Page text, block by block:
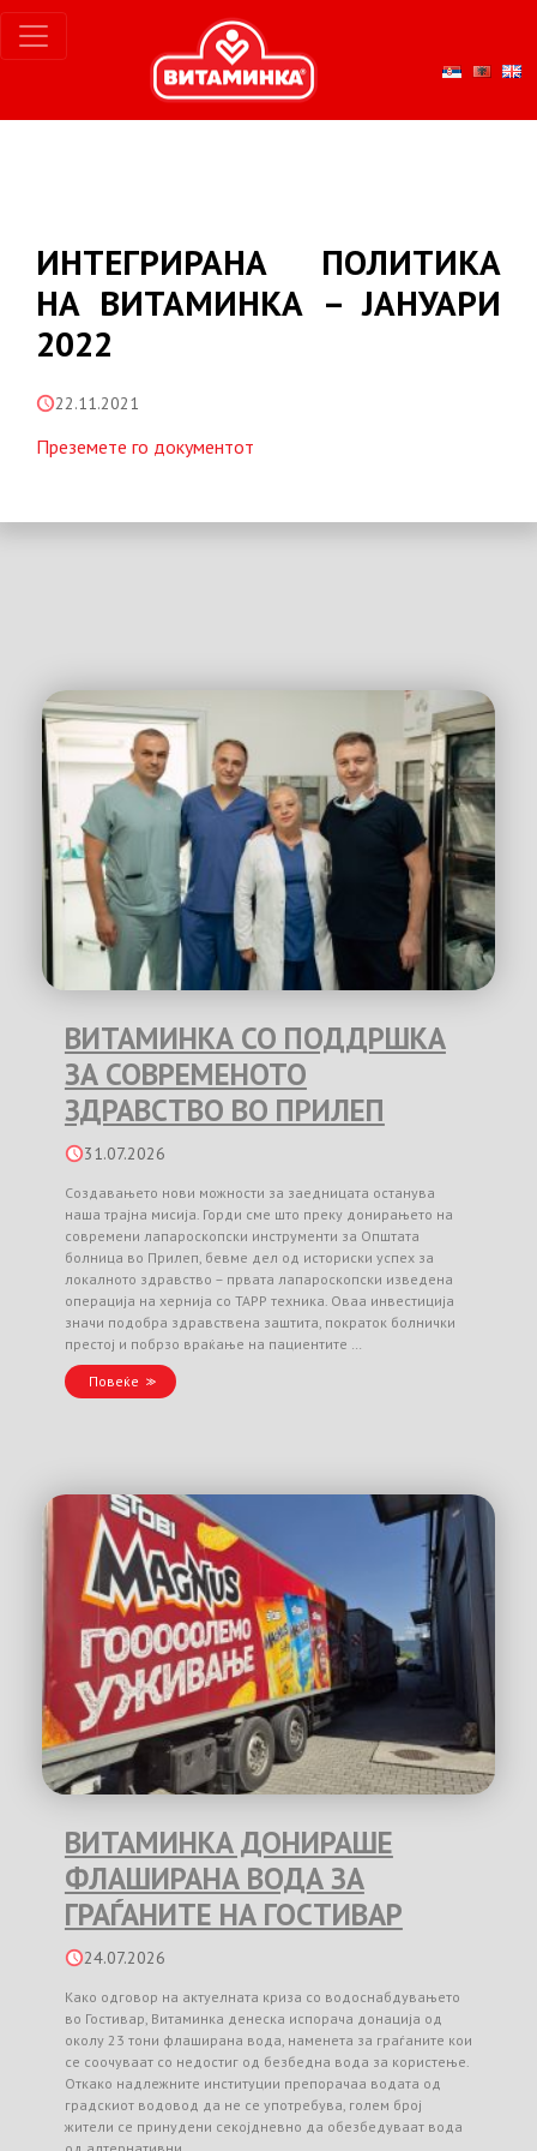
ИНТЕГРИРАНА ПОЛИТИКА
НА ВИТАМИНКА – ЈАНУАРИ
2022
22.11.2021
Преземете го документот
ВИТАМИНКА СО ПОДДРШКА
ЗА СОВРЕМЕНОТО
ЗДРАВСТВО ВО ПРИЛЕП
31.07.2026
Создавањето нови можности за заедницата останува
наша трајна мисија. Горди сме што преку донирањето на
современи лапароскопски инструменти за Општата
болница во Прилеп, бевме дел од историски успех за
локалното здравство – првата лапароскопски изведена
операција на хернија со TAPP техника. Оваа инвестиција
значи подобра здравствена заштита, пократок болнички
престој и побрзо враќање на пациентите …
Повеќе
ВИТАМИНКА ДОНИРАШЕ
ФЛАШИРАНА ВОДА ЗА
ГРАЃАНИТЕ НА ГОСТИВАР
24.07.2026
Како одговор на актуелната криза со водоснабдувањето
во Гостивар, Витаминка денеска испорача донација од
околу 23 тони флаширана вода, наменета за граѓаните кои
се соочуваат со недостиг од безбедна вода за користење.
Откако надлежните институции препорачаа водата од
градскиот водовод да не се употребува, голем број
жители се принудени секојдневно да обезбедуваат вода